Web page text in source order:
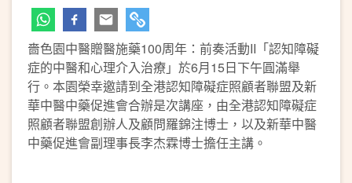
嗇色園中醫贈醫施藥100周年：前奏活動II「認知障礙
症的中醫和心理介入治療」於6月15日下午圓滿舉
行。本園榮幸邀請到全港認知障礙症照顧者聯盟及新
華中醫中藥促進會合辦是次講座，由全港認知障礙症
照顧者聯盟創辦人及顧問羅錦注博士，以及新華中醫
中藥促進會副理事長李杰霖博士擔任主講。